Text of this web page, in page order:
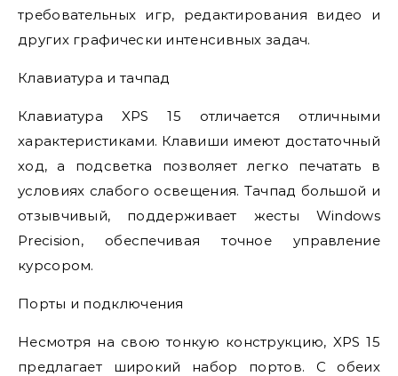
требовательных игр, редактирования видео и
других графически интенсивных задач.
Клавиатура и тачпад
Клавиатура XPS 15 отличается отличными
характеристиками. Клавиши имеют достаточный
ход, а подсветка позволяет легко печатать в
условиях слабого освещения. Тачпад большой и
отзывчивый, поддерживает жесты Windows
Precision, обеспечивая точное управление
курсором.
Порты и подключения
Несмотря на свою тонкую конструкцию, XPS 15
предлагает широкий набор портов. С обеих